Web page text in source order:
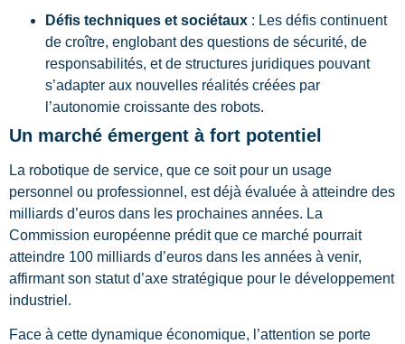
Défis techniques et sociétaux : Les défis continuent
de croître, englobant des questions de sécurité, de
responsabilités, et de structures juridiques pouvant
s’adapter aux nouvelles réalités créées par
l’autonomie croissante des robots.
Un marché émergent à fort potentiel
La robotique de service, que ce soit pour un usage
personnel ou professionnel, est déjà évaluée à atteindre des
milliards d’euros dans les prochaines années. La
Commission européenne prédit que ce marché pourrait
atteindre 100 milliards d’euros dans les années à venir,
affirmant son statut d’axe stratégique pour le développement
industriel.
Face à cette dynamique économique, l’attention se porte